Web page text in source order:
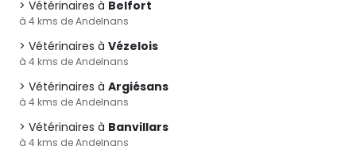
Vétérinaires à Belfort
à 4 kms de Andelnans
Vétérinaires à Vézelois
à 4 kms de Andelnans
Vétérinaires à Argiésans
à 4 kms de Andelnans
Vétérinaires à Banvillars
à 4 kms de Andelnans